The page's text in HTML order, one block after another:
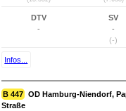
DTV
-
SV
-
(-)
Infos...
B 447 OD Hamburg-Niendorf,
Straße